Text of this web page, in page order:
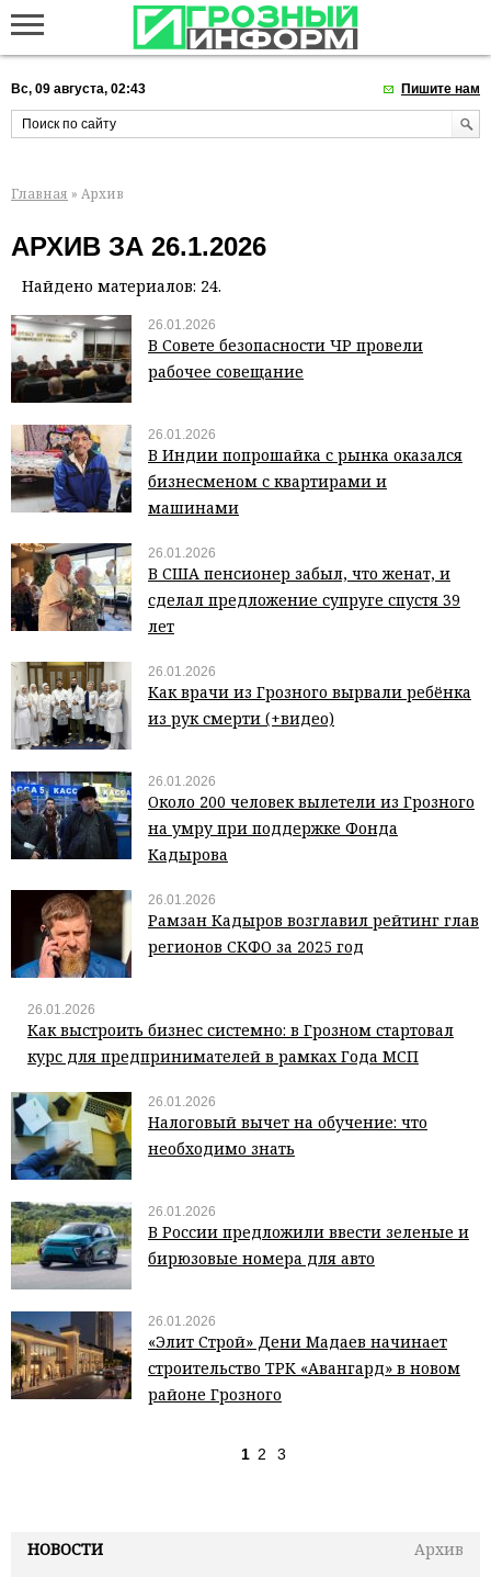
Вс, 09 августа, 02:43 Пишите нам
НОВОСТИ
Архив
Главная » Архив
АРХИВ ЗА 26.1.2026
Найдено материалов: 24.
26.01.2026
В Совете безопасности ЧР провели
рабочее совещание
26.01.2026
В Индии попрошайка с рынка оказался
бизнесменом с квартирами и
машинами
26.01.2026
В США пенсионер забыл, что женат, и
сделал предложение супруге спустя 39
лет
26.01.2026
Как врачи из Грозного вырвали ребёнка
из рук смерти (+видео)
26.01.2026
Около 200 человек вылетели из Грозного
на умру при поддержке Фонда
Кадырова
26.01.2026
Рамзан Кадыров возглавил рейтинг глав
регионов СКФО за 2025 год
26.01.2026
Как выстроить бизнес системно: в Грозном стартовал
курс для предпринимателей в рамках Года МСП
26.01.2026
Налоговый вычет на обучение: что
необходимо знать
26.01.2026
В России предложили ввести зеленые и
бирюзовые номера для авто
26.01.2026
«Элит Строй» Дени Мадаев начинает
строительство ТРК «Авангард» в новом
районе Грозного
1 2 3